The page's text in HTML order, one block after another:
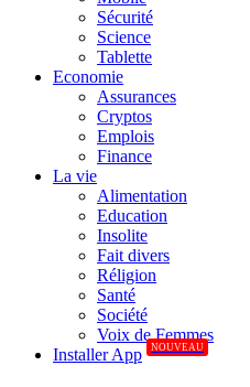
Sécurité
Science
Tablette
Economie
Assurances
Cryptos
Emplois
Finance
La vie
Alimentation
Education
Insolite
Fait divers
Réligion
Santé
Société
Voix de Femmes
Installer App
NOUVEAU